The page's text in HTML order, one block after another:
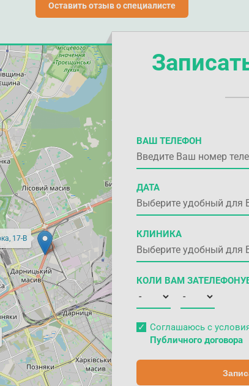
Оставить отзыв о специалисте
ВАШ ТЕЛЕФОН
ДАТА
КЛИНИКА
КОЛИ ВАМ
Соглашаюсь с
Публичного договора
17-В